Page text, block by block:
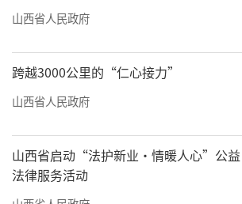
山西省人民政府
跨越3000公里的“仁心接力”
山西省人民政府
山西省启动“法护新业·情暖人心”公益
法律服务活动